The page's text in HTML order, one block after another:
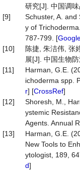
研究[J]. 中国调
[9]
Schuster, A.
y of
787-799. [
[10]
陈捷, 朱洁伟, 张
展[J]. 中国生物
[11]
Harman, G.E.
ichoderma spp.
r] [CrossRef]
[12]
Shoresh, M.,
ystemic
Agents. Annual
[13]
Harman, G.E.
New Tools to
ytologist, 189,
d]